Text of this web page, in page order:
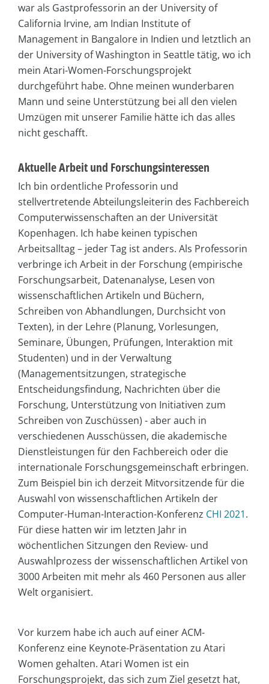
war als Gastprofessorin an der University of
California Irvine, am Indian Institute of
Management in Bangalore in Indien und letztlich an
der University of Washington in Seattle tätig, wo ich
mein Atari-Women-Forschungsprojekt
durchgeführt habe. Ohne meinen wunderbaren
Mann und seine Unterstützung bei all den vielen
Umzügen mit unserer Familie hätte ich das alles
nicht geschafft.
Aktuelle Arbeit und Forschungsinteressen
Ich bin ordentliche Professorin und
stellvertretende Abteilungsleiterin des Fachbereich
Computerwissenschaften an der Universität
Kopenhagen. Ich habe keinen typischen
Arbeitsalltag – jeder Tag ist anders. Als Professorin
verbringe ich Arbeit in der Forschung (empirische
Forschungsarbeit, Datenanalyse, Lesen von
wissenschaftlichen Artikeln und Büchern,
Schreiben von Abhandlungen, Durchsicht von
Texten), in der Lehre (Planung, Vorlesungen,
Seminare, Übungen, Prüfungen, Interaktion mit
Studenten) und in der Verwaltung
(Managementsitzungen, strategische
Entscheidungsfindung, Nachrichten über die
Forschung, Unterstützung von Initiativen zum
Schreiben von Zuschüssen) - aber auch in
verschiedenen Ausschüssen, die akademische
Dienstleistungen für den Fachbereich oder die
internationale Forschungsgemeinschaft erbringen.
Zum Beispiel bin ich derzeit Mitvorsitzende für die
Auswahl von wissenschaftlichen Artikeln der
Computer-Human-Interaction-Konferenz CHI 2021.
Für diese hatten wir im letzten Jahr in
wöchentlichen Sitzungen den Review- und
Auswahlprozess der wissenschaftlichen Artikel von
3000 Arbeiten mit mehr als 460 Personen aus aller
Welt organisiert.
Vor kurzem habe ich auch auf einer ACM-
Konferenz eine Keynote-Präsentation zu Atari
Women gehalten. Atari Women ist ein
Forschungsprojekt, das sich zum Ziel gesetzt hat,